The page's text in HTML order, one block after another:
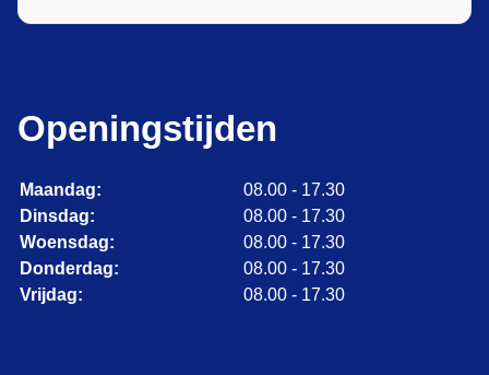
Openingstijden
Maandag:
08.00 - 17.30
Dinsdag:
08.00 - 17.30
Woensdag:
08.00 - 17.30
Donderdag:
08.00 - 17.30
Vrijdag:
08.00 - 17.30